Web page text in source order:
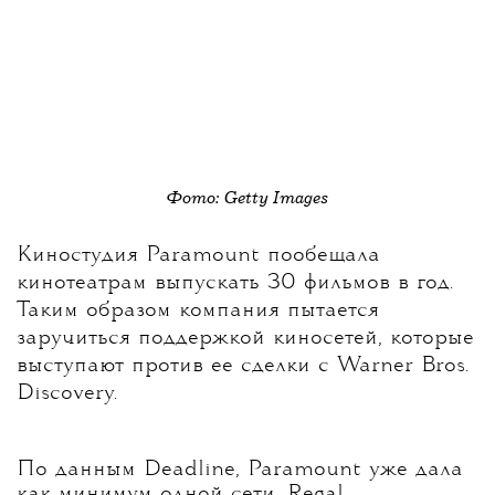
Фото: Getty Images
Киностудия Paramount пообещала
кинотеатрам выпускать 30 фильмов в год.
Таким образом компания пытается
заручиться поддержкой киносетей, которые
выступают против ее сделки с Warner Bros.
Discovery.
По данным Deadline, Paramount уже дала